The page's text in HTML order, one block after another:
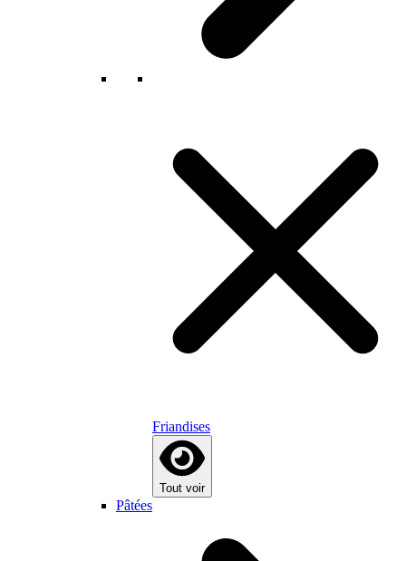
Friandises
Tout voir
Pâtées